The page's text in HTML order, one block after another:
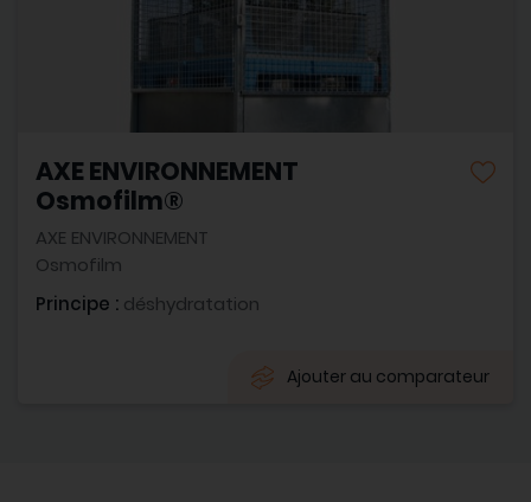
AXE ENVIRONNEMENT
Osmofilm®
AXE ENVIRONNEMENT
Osmofilm
Principe : déshydratation
Ajouter au comparateur